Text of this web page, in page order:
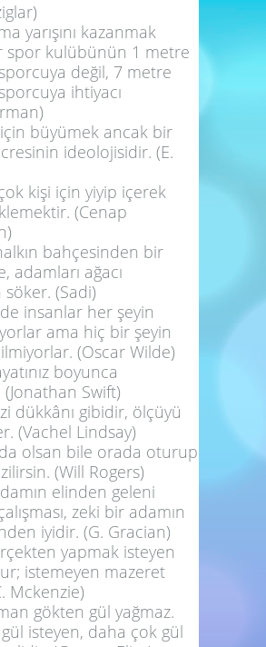
yarışını kazanmak
spor kulübünün 1 metre
değil, 7 metre
ihtiyacı
büyümek ancak bir
ideolojisidir. (E.
kişi için yiyip içerek
(Cenap
bahçesinden bir
adamları ağacı
(Sadi)
insanlar her şeyin
ama hiç bir şeyin
(Oscar Wilde)
boyunca
(Jonathan Swift)
dükkânı gibidir, ölçüyü
(Vachel Lindsay)
olsan bile orada oturup
(Will Rogers)
elinden geleni
zeki bir adamın
iyidir. (G. Gracian)
yapmak isteyen
istemeyen mazeret
Mckenzie)
gökten gül yağmaz.
isteyen, daha çok gül